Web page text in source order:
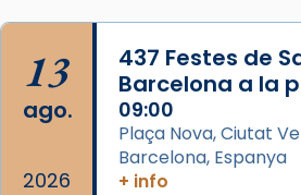
13
ago.
2026
437 Festes de
Barcelona a la
09:00
Plaça Nova, Ciutat
Barcelona, Espanya
+ info